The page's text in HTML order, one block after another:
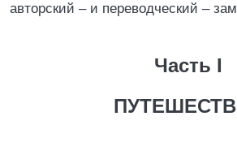
авторский – и переводческий –
Часть I